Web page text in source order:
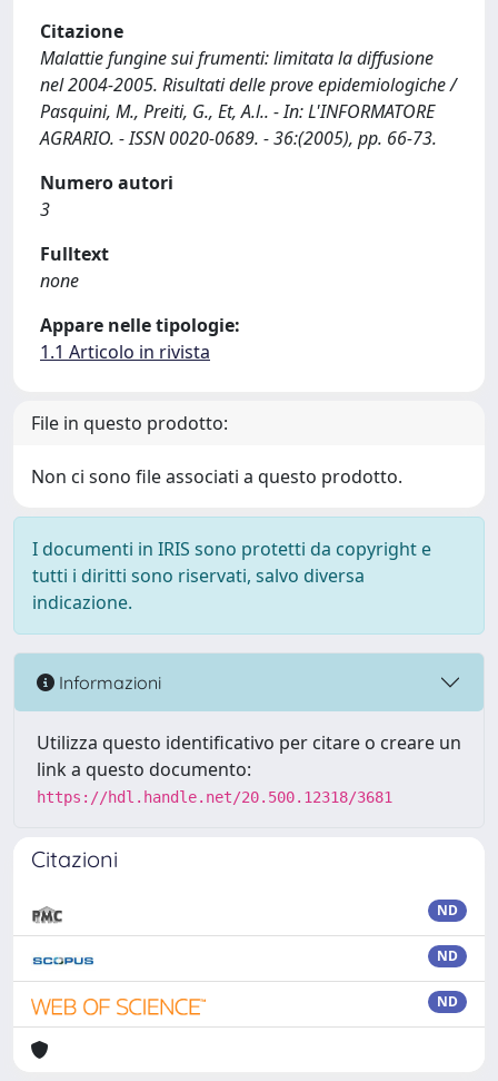
Citazione
Malattie fungine sui frumenti: limitata la diffusione
nel 2004-2005. Risultati delle prove epidemiologiche /
Pasquini, M., Preiti, G., Et, A.l.. - In: L'INFORMATORE
AGRARIO. - ISSN 0020-0689. - 36:(2005), pp. 66-73.
Numero autori
3
Fulltext
none
Appare nelle tipologie:
1.1 Articolo in rivista
File in questo prodotto:
Non ci sono file associati a questo prodotto.
I documenti in IRIS sono protetti da copyright e
tutti i diritti sono riservati, salvo diversa
indicazione.
Informazioni
Utilizza questo identificativo per citare o creare un
link a questo documento:
https://hdl.handle.net/20.500.12318/3681
Citazioni
ND
ND
ND